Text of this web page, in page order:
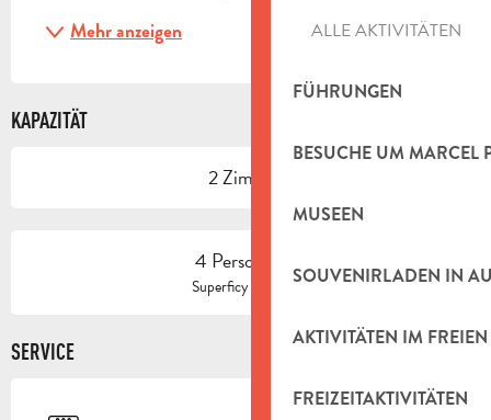
ALLE AKTIVITÄTEN
FÜHRUNGEN
BESUCHE UM MARCEL
MUSEEN
SOUVENIRLADEN IN
AKTIVITÄTEN IM FREIEN
FREIZEITAKTIVITÄTEN
Mehr anzeigen
KAPAZITÄT
2 Zimmer
4 Person(en)
Superficy : 60 m 2
SERVICE